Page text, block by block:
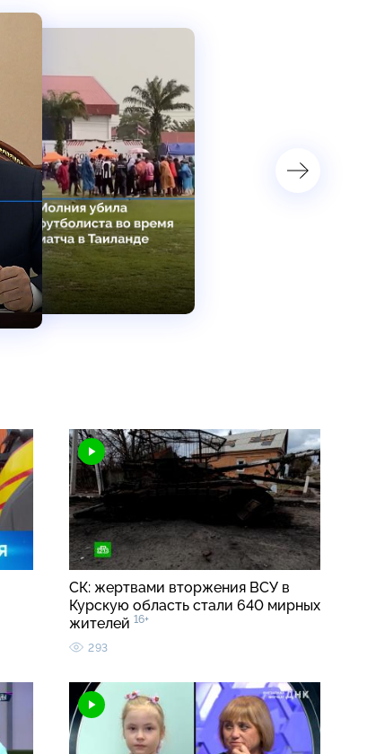
СК: жертвами вторжения ВСУ в
Курскую область стали 640 мирных
жителей 16+
293